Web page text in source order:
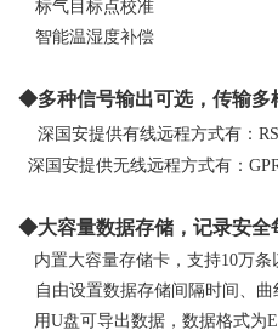
标气目标点校准
智能温湿度补偿
◆多种信号输出可选，传输多
深国安提供有线远程方式有：
深国安提供无线远程方式有：
◆大容量数据存储，记录安全
内置大容量存储卡，支持10万条
自由设置数据存储间隔时间、曲
用U盘可导出数据，数据格式为